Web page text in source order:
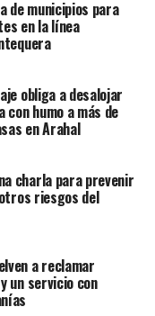
de municipios para
en la línea
obliga a desalojar
con humo a más de
en Arahal
charla para prevenir
riesgos del
a reclamar
un servicio con